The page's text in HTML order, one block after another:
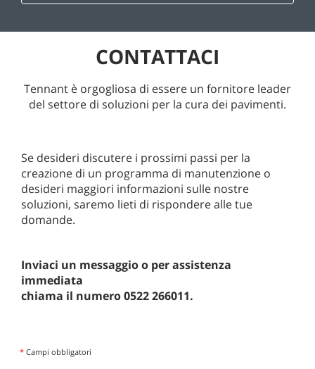
CONTATTACI
Tennant è orgogliosa di essere un fornitore leader
del settore di soluzioni per la cura dei pavimenti.
Se desideri discutere i prossimi passi per la
creazione di un programma di manutenzione o
desideri maggiori informazioni sulle nostre
soluzioni, saremo lieti di rispondere alle tue
domande.
Inviaci un messaggio o per assistenza
immediata
chiama il numero 0522 266011.
* Campi obbligatori